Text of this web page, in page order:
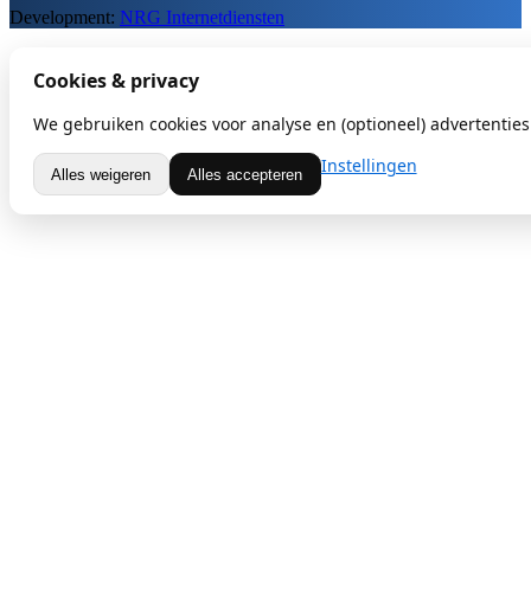
Development: NRG Internetdiensten
Cookies & privacy
We gebruiken cookies voor analyse en (optioneel)
Alles weigeren Alles accepteren Instellingen